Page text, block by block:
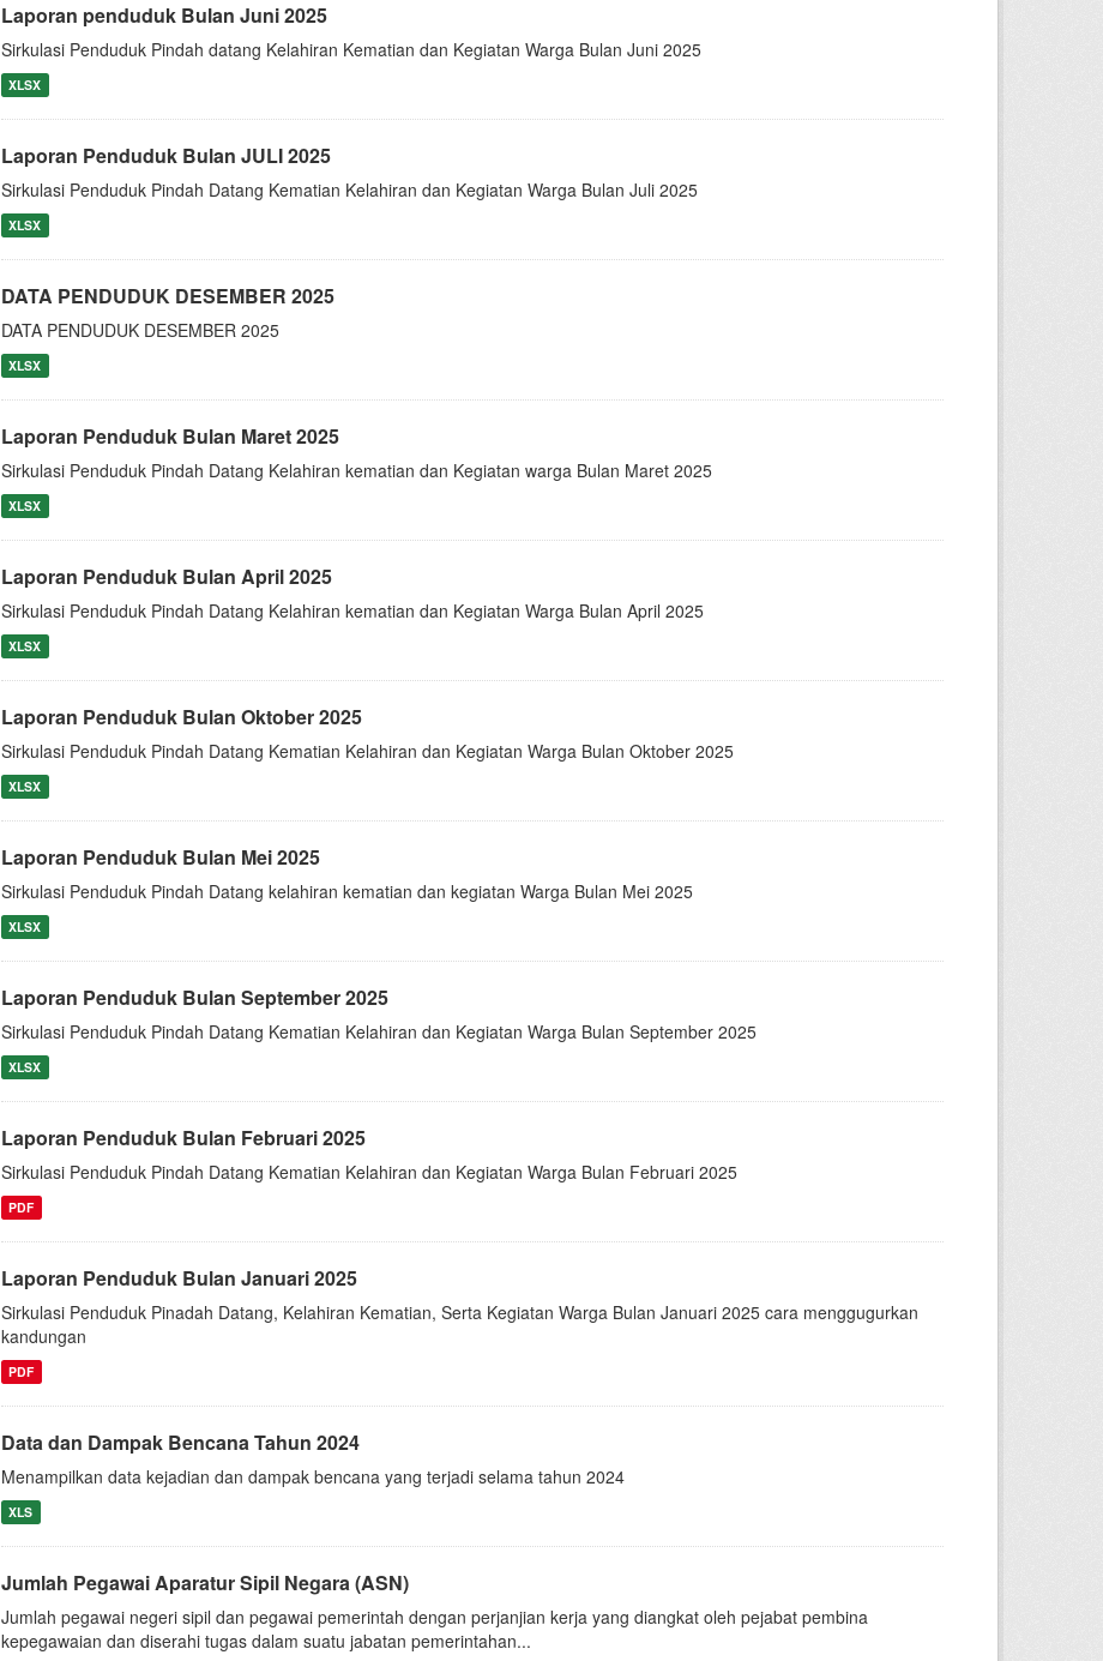
Laporan penduduk Bulan Juni 2025
Sirkulasi Penduduk Pindah datang Kelahiran Kematian dan Kegiatan Warga Bulan Juni 2025
XLSX
Laporan Penduduk Bulan JULI 2025
Sirkulasi Penduduk Pindah Datang Kematian Kelahiran dan Kegiatan Warga Bulan Juli 2025
XLSX
DATA PENDUDUK DESEMBER 2025
DATA PENDUDUK DESEMBER 2025
XLSX
Laporan Penduduk Bulan Maret 2025
Sirkulasi Penduduk Pindah Datang Kelahiran kematian dan Kegiatan warga Bulan Maret 2025
XLSX
Laporan Penduduk Bulan April 2025
Sirkulasi Penduduk Pindah Datang Kelahiran kematian dan Kegiatan Warga Bulan April 2025
XLSX
Laporan Penduduk Bulan Oktober 2025
Sirkulasi Penduduk Pindah Datang Kematian Kelahiran dan Kegiatan Warga Bulan Oktober 2025
XLSX
Laporan Penduduk Bulan Mei 2025
Sirkulasi Penduduk Pindah Datang kelahiran kematian dan kegiatan Warga Bulan Mei 2025
XLSX
Laporan Penduduk Bulan September 2025
Sirkulasi Penduduk Pindah Datang Kematian Kelahiran dan Kegiatan Warga Bulan September 2025
XLSX
Laporan Penduduk Bulan Februari 2025
Sirkulasi Penduduk Pindah Datang Kematian Kelahiran dan Kegiatan Warga Bulan Februari 2025
PDF
Laporan Penduduk Bulan Januari 2025
Sirkulasi Penduduk Pinadah Datang, Kelahiran Kematian, Serta Kegiatan Warga Bulan Januari 2025 cara menggugurkan
kandungan
PDF
Data dan Dampak Bencana Tahun 2024
Menampilkan data kejadian dan dampak bencana yang terjadi selama tahun 2024
XLS
Jumlah Pegawai Aparatur Sipil Negara (ASN)
Jumlah pegawai negeri sipil dan pegawai pemerintah dengan perjanjian kerja yang diangkat oleh pejabat pembina
kepegawaian dan diserahi tugas dalam suatu jabatan pemerintahan...